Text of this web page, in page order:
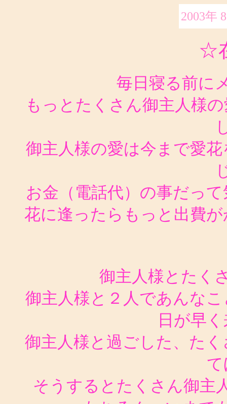
2003年
☆
毎日寝る前に
もっとたくさん御主人様
御主人様の愛は今まで愛
お金（電話代）の事だっ
花に逢ったらもっと出費
御主人様とたく
御主人様と２人であんな
日が早
御主人様と過ごした、た
そうするとたくさん御主